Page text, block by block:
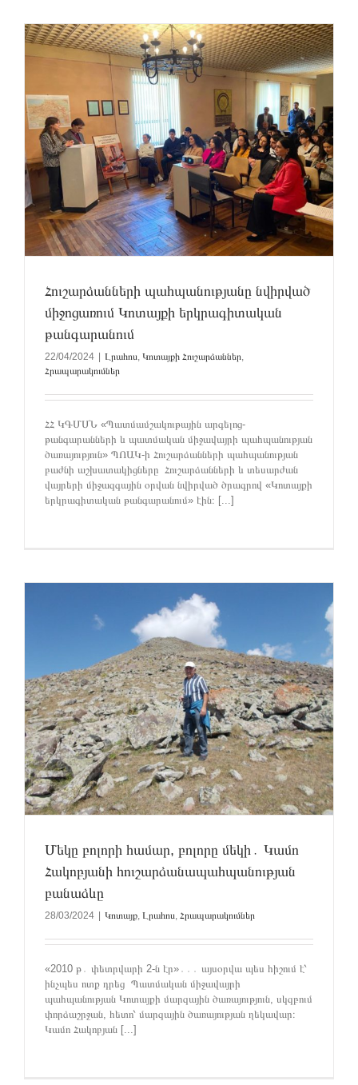
Հուշարձանների պահպանությանը նվիրված
միջոցառում Կոտայքի երկրագիտական
թանգարանում
22/04/2024 Լրահոս, Կոտայքի Հուշարձաններ,
Հրապարակումներ
ՀՀ ԿԳՄՍՆ «Պատմամշակութային արգելոց-
թանգարանների և պատմական միջավայրի պահպանության
ծառայություն» ՊՈԱԿ-ի Հուշարձանների պահպանության
բաժնի աշխատակիցները Հուշարձանների և տեսարժան
վայրերի միջազգային օրվան նվիրված ծրագրով «Կոտայքի
երկրագիտական թանգարանում» էին։ [...]
Մեկը բոլորի համար, բոլորը մեկի․ Կամո
Հակոբյանի հուշարձանապահպանության
բանաձևը
28/03/2024 Կոտայք, Լրահոս, Հրապարակումներ
«2010 թ․ փետրվարի 2-ն էր»․․․ այսօրվա պես հիշում է՝
ինչպես ոտք դրեց Պատմական միջավայրի
պահպանության Կոտայքի մարզային ծառայություն, սկզբում
փորձաշրջան, հետո՝ մարզային ծառայության ղեկավար։
Կամո Հակոբյան [...]